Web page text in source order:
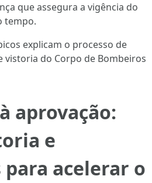
que assegura a vigência do
tempo.
explicam o processo de
vistoria do Corpo de Bombeiros
aprovação:
e
acelerar o